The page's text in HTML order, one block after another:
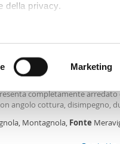
della privacy.
ricerca di caratteristiche
le tue preferenze
dalla Dichiarazione
fornire funzionalità dei
Marketing
montagnola, fonte
completamente arredato
angolo cottura, disimpegno,
con cedolare secca. Solo
Montagnola, Fonte